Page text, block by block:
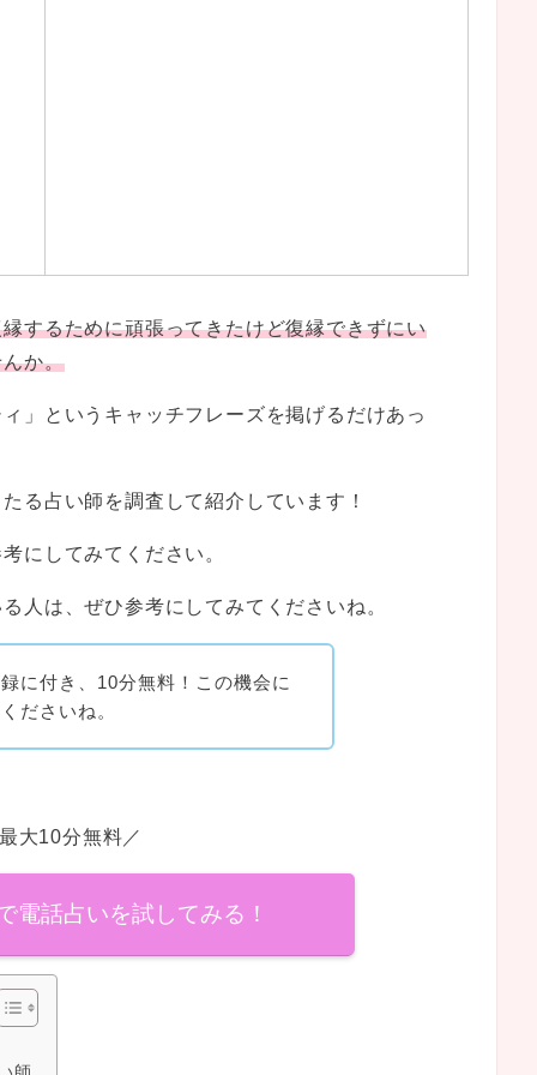
するために頑張ってきたけど復縁できずにい
か。
」というキャッチフレーズを掲げるだけあっ
る占い師を調査して紹介しています！
にしてみてください。
人は、ぜひ参考にしてみてくださいね。
に付き、10分無料！この機会に
ださいね。
大10分無料／
電話占いを試してみる！